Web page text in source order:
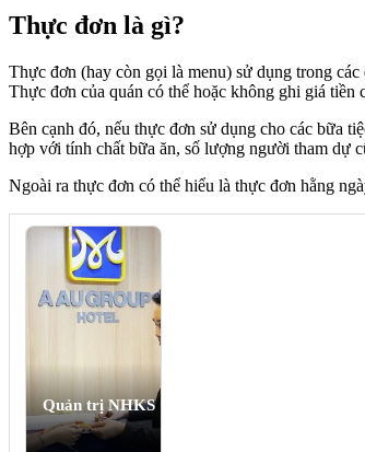
Thực đơn là gì?
Thực đơn (hay còn gọi là menu) sử dụng trong
Thực đơn của quán có thể hoặc không ghi giá
Bên cạnh đó, nếu thực đơn sử dụng cho các bữa
hợp với tính chất bữa ăn, số lượng người tham dự
Ngoài ra thực đơn có thể hiểu là thực đơn hằng
Quản trị NHKS